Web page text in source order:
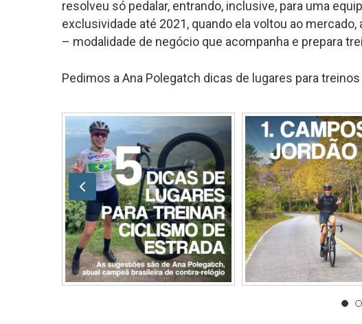
resolveu só pedalar, entrando, inclusive, para uma
exclusividade até 2021, quando ela voltou ao
– modalidade de negócio que acompanha e prepara
Pedimos a Ana Polegatch dicas de lugares para